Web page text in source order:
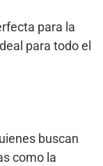
para la
para todo el
buscan
como la